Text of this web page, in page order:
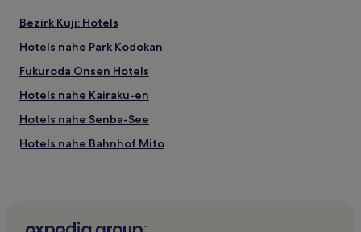
Bezirk Kuji: Hotels
Hotels nahe Park Kodokan
Fukuroda Onsen Hotels
Hotels nahe Kairaku-en
Hotels nahe Senba-See
Hotels nahe Bahnhof Mito